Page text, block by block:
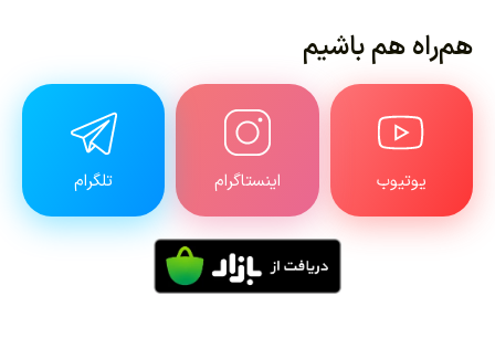
هم‌راه هم باشیم
یوتیوب اینستاگرام تلگرام